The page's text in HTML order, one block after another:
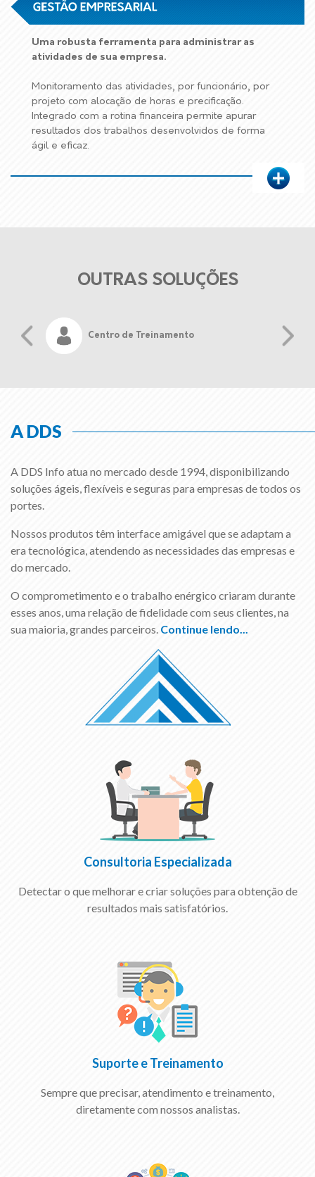
Uma robusta ferramenta para administrar as
atividades de sua empresa.
Monitoramento das atividades, por funcionário, por
projeto com alocação de horas e precificação.
Integrado com a rotina financeira permite apurar
resultados dos trabalhos desenvolvidos de forma
ágil e eficaz.
OUTRAS SOLUÇÕES
Centro de Treinamento
A DDS
A DDS Info atua no mercado desde 1994, disponibilizando
soluções ágeis, flexíveis e seguras para empresas de todos os
portes.
Nossos produtos têm interface amigável que se adaptam a
era tecnológica, atendendo as necessidades das empresas e
do mercado.
O comprometimento e o trabalho enérgico criaram durante
esses anos, uma relação de fidelidade com seus clientes, na
sua maioria, grandes parceiros. Continue lendo...
Consultoria Especializada
Detectar o que melhorar e criar soluções para obtenção de
resultados mais satisfatórios.
Suporte e Treinamento
Sempre que precisar, atendimento e treinamento,
diretamente com nossos analistas.